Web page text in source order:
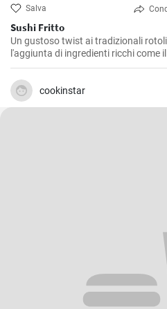
Salva
Sushi Fritto
Un gustoso twist ai tradizionali
l'aggiunta di ingredienti ricchi come
formaggio. La frittura dona al
delizioso che ne farà innamorare tutti.
cookinstar